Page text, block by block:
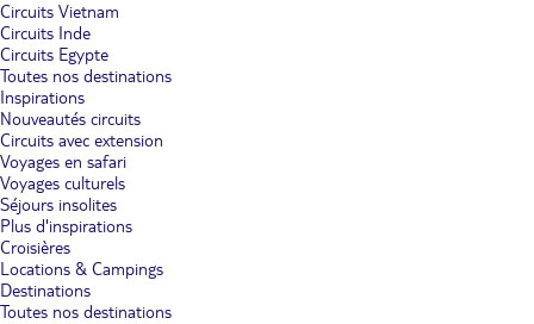
Circuits Vietnam
Circuits Inde
Circuits Egypte
Toutes nos destinations
Inspirations
Nouveautés circuits
Circuits avec extension
Voyages en safari
Voyages culturels
Séjours insolites
Plus d'inspirations
Croisières
Locations & Campings
Destinations
Toutes nos destinations